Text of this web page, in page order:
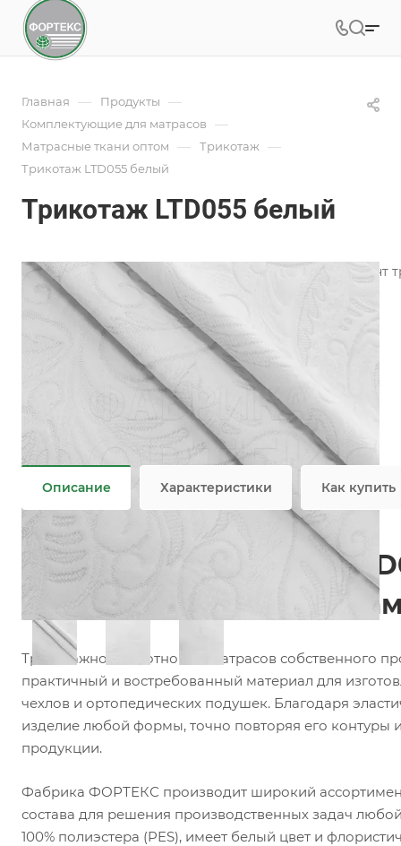
Главная — Продукты —
Комплектующие для матрасов —
Матрасные ткани оптом — Трикотаж —
Трикотаж LTD055 белый
Трикотаж LTD055 белый
Фабрика ФОРТЕКС производит широкий ассортимент
пошива чехлов.
Подробности
Характеристики
Коллекция
Классика
Состав
100% PES
—
230 гр/м2, 260 гр/м2
Все характеристики
Описание Характеристики Как купить
Матрасный трикотаж
матрасов, топперов и
Трикотажное полотно для матрасов собственного
практичный и востребованный материал для
чехлов и ортопедических подушек. Благодаря
изделие любой формы, точно повторяя его контуры
продукции.
Фабрика ФОРТЕКС производит широкий
состава для решения производственных задач
100% полиэстера (PES), имеет белый цвет и